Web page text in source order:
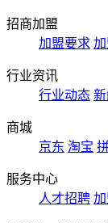
招商加盟
加盟要求
行业资讯
行业动态
商城
京东 淘宝
服务中心
人才招聘